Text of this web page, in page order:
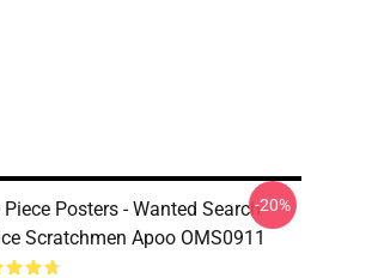
Piece Posters - Wanted Search
Scratchmen Apoo OMS0911
-20%